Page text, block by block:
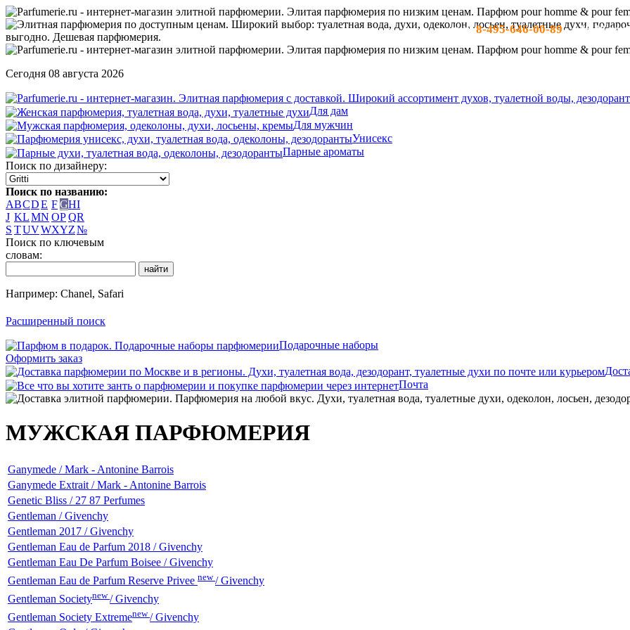
тел:8-495-646-00-89- c 10-19 по
Сегодня 08 августа 2026
Для дам
Для мужчин
Унисекс
Парные ароматы
Поиск по дизайнеру:
Поиск по названию:
ABCDE FGHI
J KLMN OPQR
S TUVWXYZ№
Поиск по ключевым
словам:
Например: Chanel, Safari
Расширенный поиск
Подарочные наборы
Оформить заказ
Почта
МУЖСКАЯ ПАРФЮМЕРИЯ
Ganymede / Mark - Antonine Barrois
Ganymede Extrait / Mark - Antonine Barrois
Genetic Bliss / 27 87 Perfumes
Gentleman / Givenchy
Gentleman 2017 / Givenchy
Gentleman Eau de Parfum 2018 / Givenchy
Gentleman Eau De Parfum Boisee / Givenchy
Gentleman Eau de Parfum Reserve Privee new/ Givenchy
Gentleman Societynew/ Givenchy
Gentleman Society Extremenew/ Givenchy